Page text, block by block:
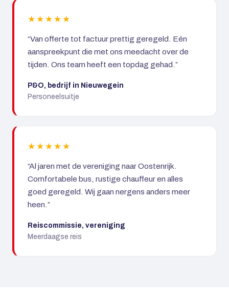
★★★★★
“Van offerte tot factuur prettig geregeld. Eén
aanspreekpunt die met ons meedacht over de
tijden. Ons team heeft een topdag gehad.”
P&O, bedrijf in Nieuwegein
Personeelsuitje
★★★★★
“Al jaren met de vereniging naar Oostenrijk.
Comfortabele bus, rustige chauffeur en alles
goed geregeld. Wij gaan nergens anders meer
heen.”
Reiscommissie, vereniging
Meerdaagse reis